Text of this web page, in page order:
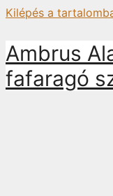
Kilépés a
Ambrus
fafaragó